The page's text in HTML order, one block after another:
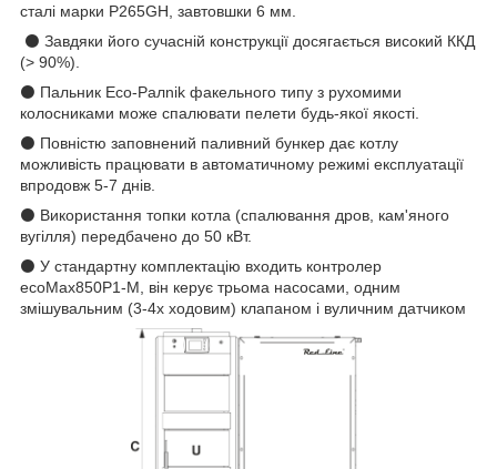
сталі марки Р265GH, завтовшки 6 мм.
⚫ Завдяки його сучасній конструкції досягається високий ККД
(> 90%).
⚫ Пальник Eco-Ралnik факельного типу з рухомими
колосниками може спалювати пелети будь-якої якості.
⚫ Повністю заповнений паливний бункер дає котлу
можливість працювати в автоматичному режимі експлуатації
впродовж 5-7 днів.
⚫ Використання топки котла (спалювання дров, кам'яного
вугілля) передбачено до 50 кВт.
⚫ У стандартну комплектацію входить контролер
ecoMax850P1-M, він керує трьома насосами, одним
змішувальним (3-4x ходовим) клапаном і вуличним датчиком